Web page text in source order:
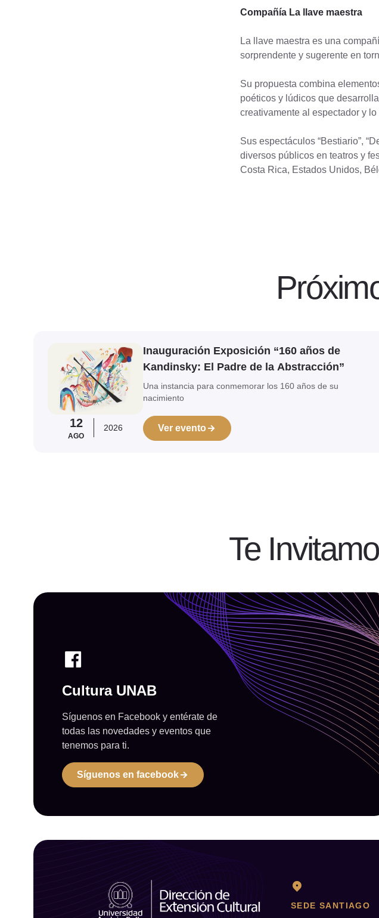
Compañía La llave maestra
La llave maestra es una
sorprendente y sugerente en
Su propuesta combina
poéticos y lúdicos que
creativamente al espectador y
Sus espectáculos “Bestiario”,
diversos públicos en teatros y
Costa Rica, Estados Unidos,
12
AGO
2026
Inauguración Exposición “160 años de
Kandinsky: El Padre de la Abstracción”
Una instancia para conmemorar los 160 años de su
nacimiento
Ver evento
Ver evento
Te
Cultura UNAB
Síguenos en Facebook y entérate de
todas las novedades y eventos que
tenemos para ti.
Síguenos en facebook
SEDE SANTIAGO